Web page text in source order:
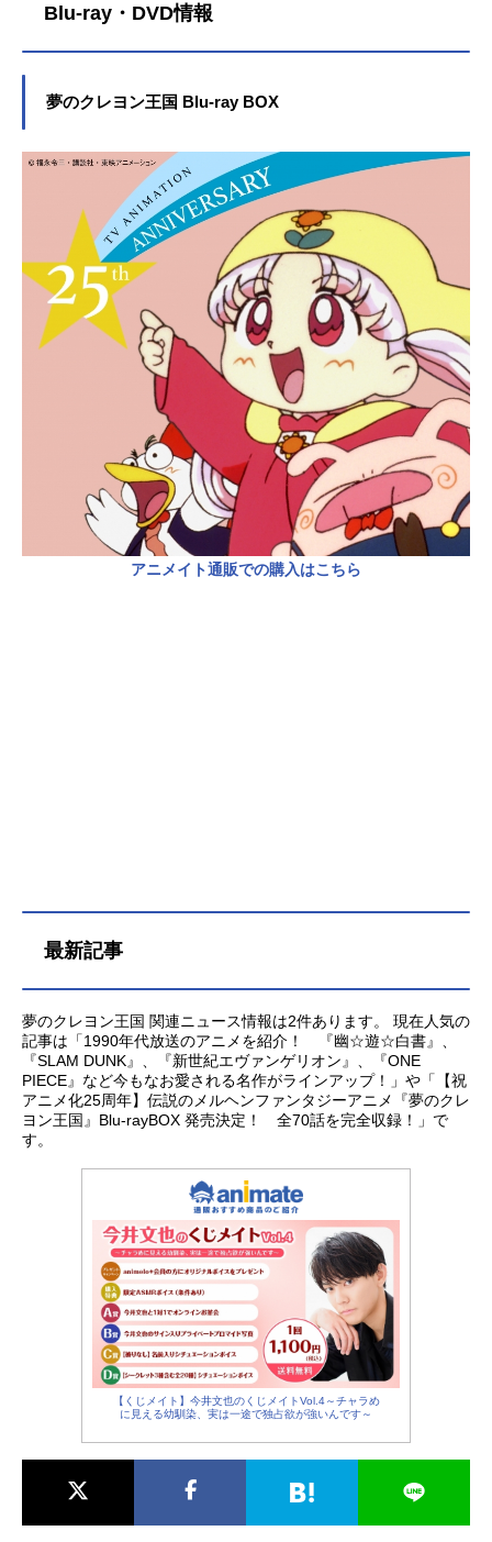
Blu-ray・DVD情報
夢のクレヨン王国 Blu-ray BOX
アニメイト通販での購入はこちら
最新記事
夢のクレヨン王国 関連ニュース情報は2件あります。 現在人気の
記事は「1990年代放送のアニメを紹介！ 『幽☆遊☆白書』、
『SLAM DUNK』、『新世紀エヴァンゲリオン』、『ONE
PIECE』など今もなお愛される名作がラインアップ！」や「【祝
アニメ化25周年】伝説のメルヘンファンタジーアニメ『夢のクレ
ヨン王国』Blu-rayBOX 発売決定！ 全70話を完全収録！」で
す。
【くじメイト】今井文也のくじメイトVol.4～チャラめ
に見える幼馴染、実は一途で独占欲が強いんです～